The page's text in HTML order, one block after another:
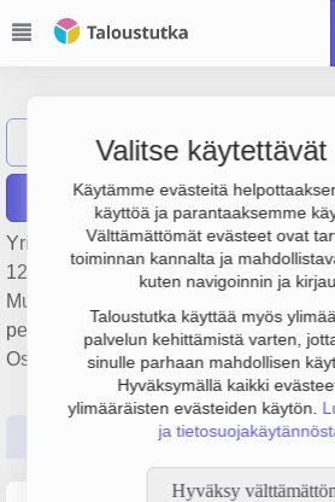
Valitse
Käytämme evästeitä
käyttöä ja parantaaksemme
Välttämättömät evästeet ovat
toiminnan kannalta ja
kuten navigoinnin ja
Taloustutka käyttää myös
palvelun kehittämistä varten,
sinulle parhaan mahdollisen
Hyväksymällä kaikki
ylimääräisten evästeiden käytön.
ja
Hyväksy
Näytä haku Oy
Raportit
Yrityksen Oy Trailer RIGG Ab
123 000 € ja henkilöstömäärä 23. Sen
Muualla luokittelematon muiden
perustamisvuosi 1978 ja sijainti
Osakeyhtiö (OY).
Tilinpäätösluvut